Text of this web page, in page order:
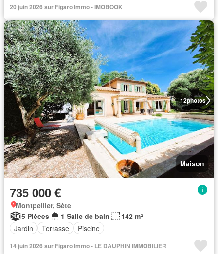
20 juin 2026 sur Figaro Immo - IMOBOOK
12photos
Maison
735 000 €
Montpellier, Sète
5 Pièces
1 Salle de bain
142 m²
Jardin
Terrasse Piscine
14 juin 2026 sur Figaro Immo - LE DAUPHIN IMMOBILIER